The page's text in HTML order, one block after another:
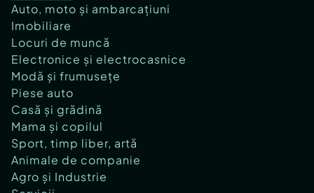
Auto, moto și ambarcațiuni
Imobiliare
Locuri de muncă
Electronice și electrocasnice
Modă și frumusețe
Piese auto
Casă și grădină
Mama și copilul
Sport, timp liber, artă
Animale de companie
Agro și Industrie